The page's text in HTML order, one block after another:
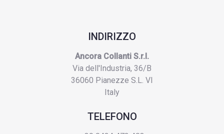
INDIRIZZO
Ancora Collanti S.r.l.
Via dell'Industria, 36/B
36060 Pianezze S.L. VI
Italy
TELEFONO